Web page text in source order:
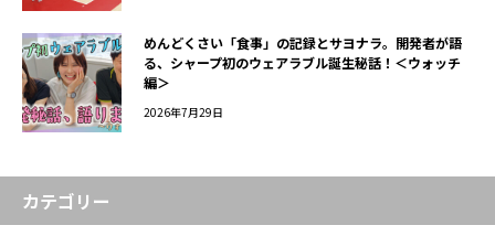
めんどくさい「食事」の記録とサヨナラ。開発者が語
る、シャープ初のウェアラブル誕生秘話！＜ウォッチ
編＞
2026年7月29日
カテゴリー